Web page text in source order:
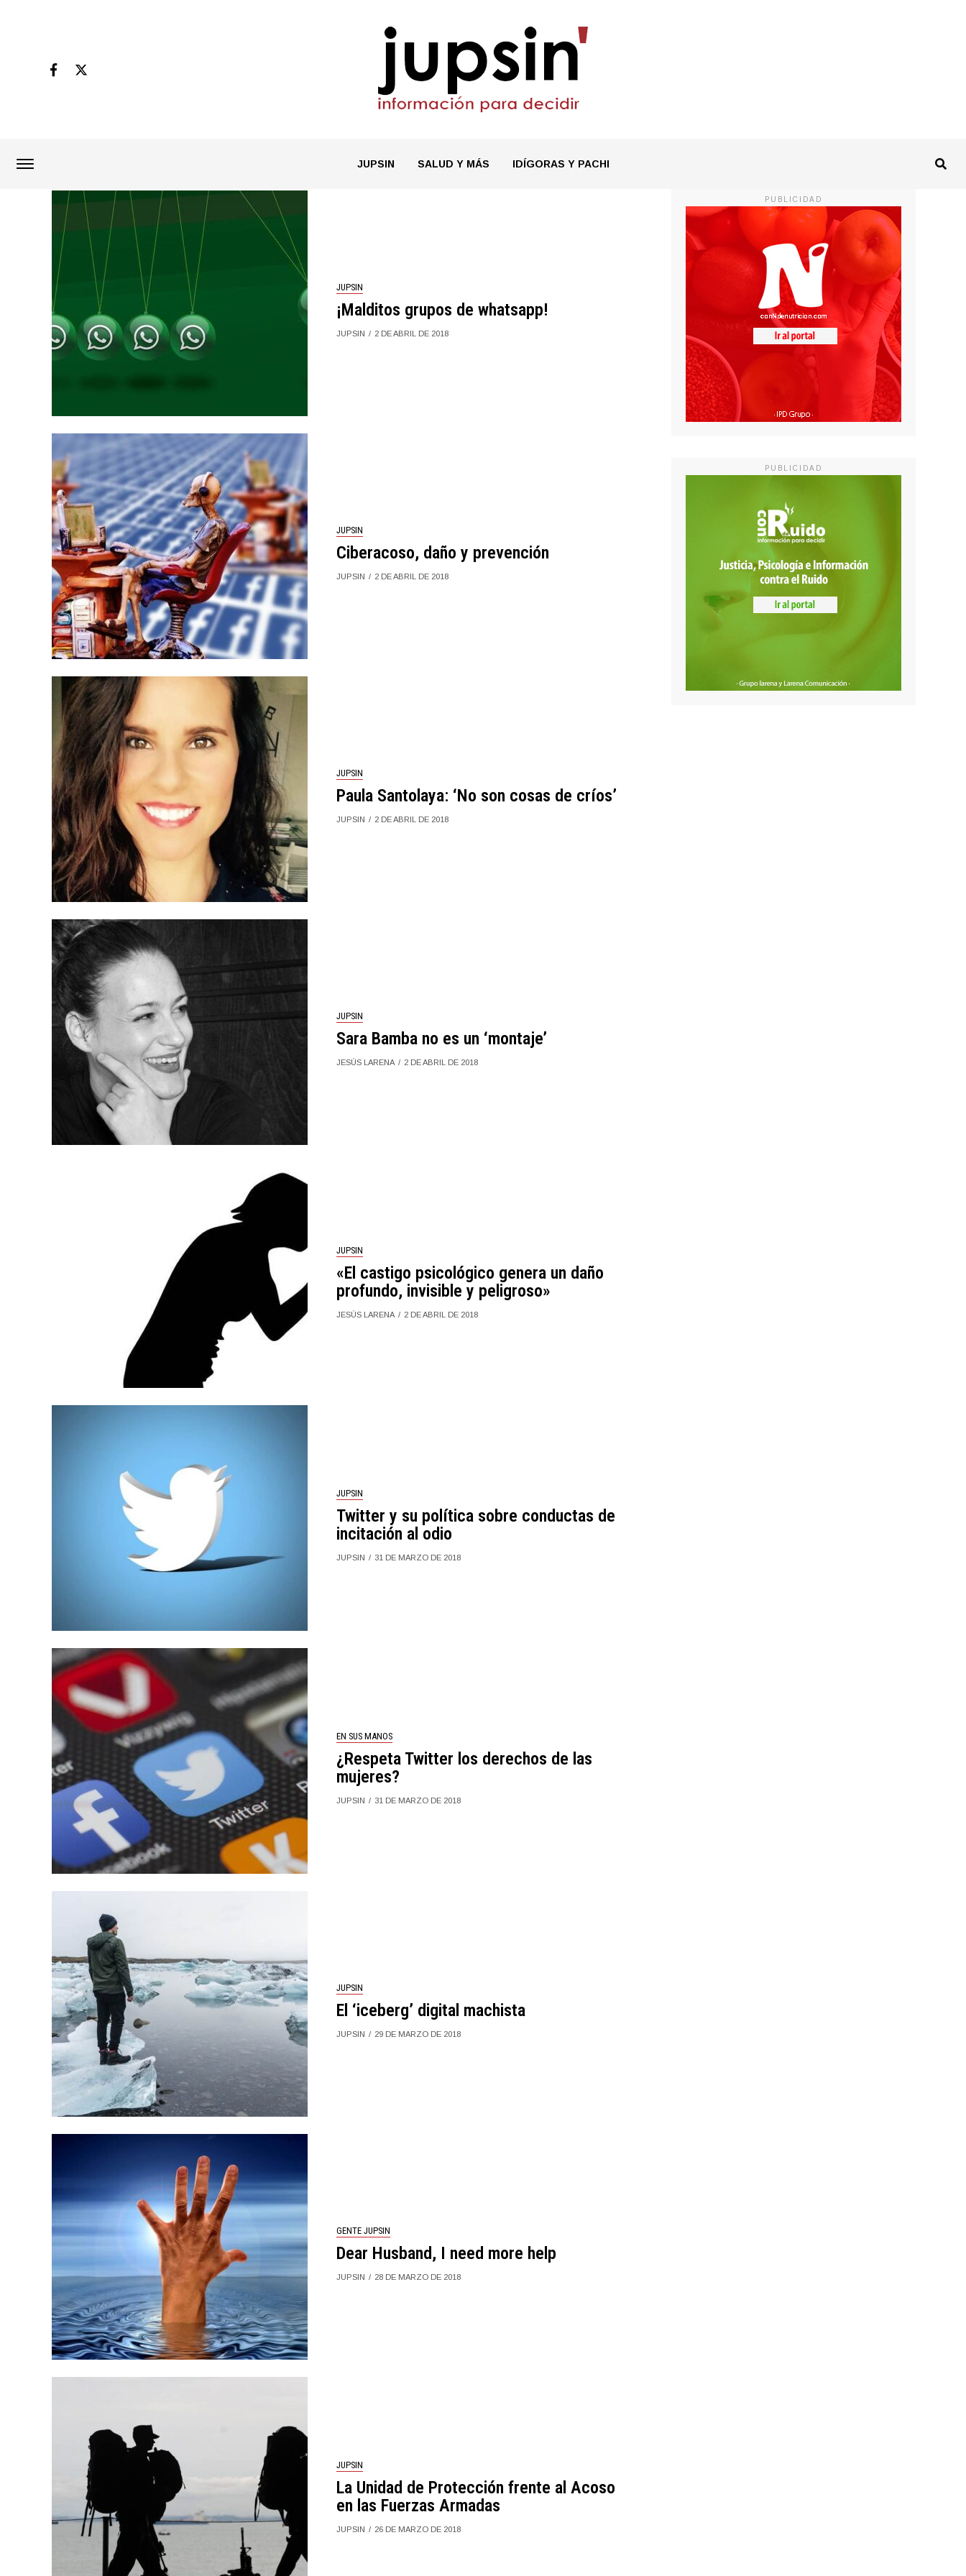
JUPSIN SALUD Y MÁS IDÍGORAS Y PACHI
JUPSIN
¡Malditos grupos de whatsapp!
JUPSIN 2 DE ABRIL DE 2018
JUPSIN
Ciberacoso, daño y prevención
JUPSIN 2 DE ABRIL DE 2018
JUPSIN
Paula Santolaya: ‘No son cosas de críos’
JUPSIN 2 DE ABRIL DE 2018
JUPSIN
Sara Bamba no es un ‘montaje’
JESÚS LARENA 2 DE ABRIL DE 2018
JUPSIN
«El castigo psicológico genera un daño
profundo, invisible y peligroso»
JESÚS LARENA 2 DE ABRIL DE 2018
JUPSIN
Twitter y su política sobre conductas de
incitación al odio
JUPSIN 31 DE MARZO DE 2018
EN SUS MANOS
¿Respeta Twitter los derechos de las
mujeres?
JUPSIN 31 DE MARZO DE 2018
JUPSIN
El ‘iceberg’ digital machista
JUPSIN 29 DE MARZO DE 2018
GENTE JUPSIN
Dear Husband, I need more help
JUPSIN 28 DE MARZO DE 2018
JUPSIN
La Unidad de Protección frente al Acoso
en las Fuerzas Armadas
JUPSIN 26 DE MARZO DE 2018
PUBLICIDAD
PUBLICIDAD